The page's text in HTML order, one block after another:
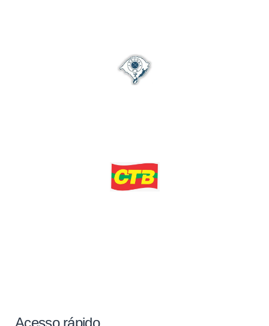
Acesso rápido